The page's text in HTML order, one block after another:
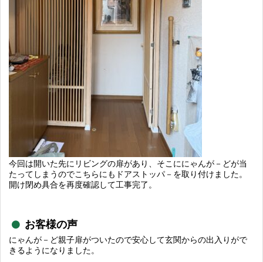
今回は開いた先にリビングの扉があり、そこににゃんが－どが当
たってしまうのでこちらにもドアストッパ－を取り付けました。
開け閉め具合を再度確認して工事完了。
お客様の声
にゃんが－ど親子扉がついたので安心して玄関からの出入りがで
きるようになりました。